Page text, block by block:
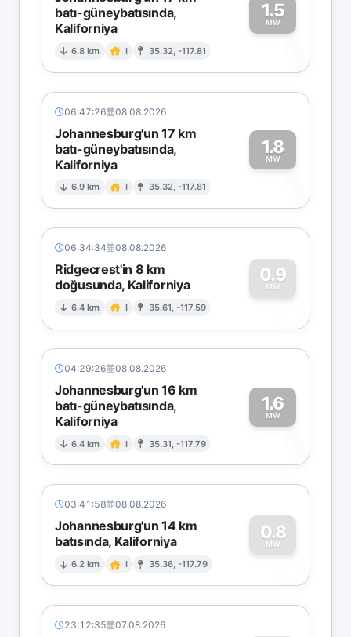
batı-güneybatısında,
Kaliforniya
6.8 km I 35.32, -117.81
1.5
MW
1
06:47:26 08.08.2026
Johannesburg'un 17 km
batı-güneybatısında,
Kaliforniya
6.9 km I 35.32, -117.81
1.8
MW
1
06:34:34 08.08.2026
Ridgecrest'in 8 km
doğusunda, Kaliforniya
6.4 km I 35.61, -117.59
0.9
MW
0
04:29:26 08.08.2026
Johannesburg'un 16 km
batı-güneybatısında,
Kaliforniya
6.4 km I 35.31, -117.79
1.6
MW
1
03:41:58 08.08.2026
Johannesburg'un 14 km
batısında, Kaliforniya
6.2 km I 35.36, -117.79
0.8
MW
0
23:12:35 07.08.2026